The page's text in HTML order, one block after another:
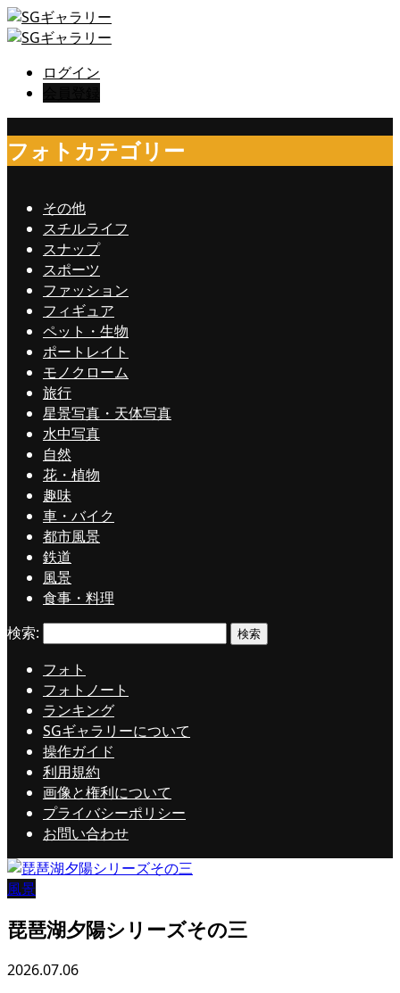
ログイン
フォトカテゴリー
その他
スチルライフ
スナップ
スポーツ
ファッション
フィギュア
ペット・生物
ポートレイト
モノクローム
旅行
星景写真・天体写真
水中写真
自然
花・植物
趣味
車・バイク
都市風景
鉄道
風景
食事・料理
フォト
フォトノート
ランキング
SGギャラリーについて
操作ガイド
利用規約
画像と権利について
プライバシーポリシー
お問い合わせ
検索:
風景
琵琶湖夕陽シリーズその三
2026.07.06